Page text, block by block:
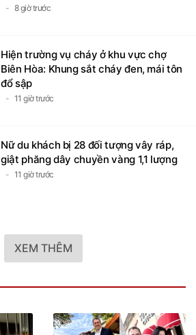
8 giờ trước
Hiện trường vụ cháy ở khu vực chợ
Biên Hòa: Khung sắt cháy đen, mái tôn
đổ sập
11 giờ trước
Nữ du khách bị 28 đối tượng vây ráp,
giật phăng dây chuyền vàng 1,1 lượng
11 giờ trước
XEM THÊM